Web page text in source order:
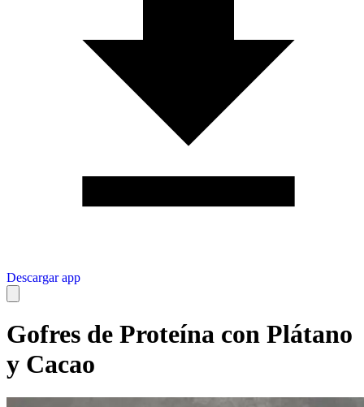
Descargar app
Gofres de Proteína con Plátano
y Cacao